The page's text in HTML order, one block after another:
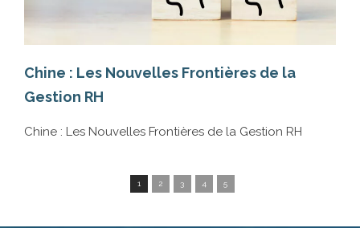
Chine : Les Nouvelles Frontières de la
Gestion RH
Chine : Les Nouvelles Frontières de la Gestion RH
1 2 3 4 5